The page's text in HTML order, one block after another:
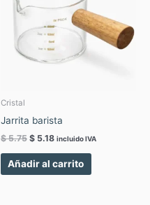
Cristal
Jarrita barista
$5.75 $ 5.18 incluido IVA
Añadir al carrito